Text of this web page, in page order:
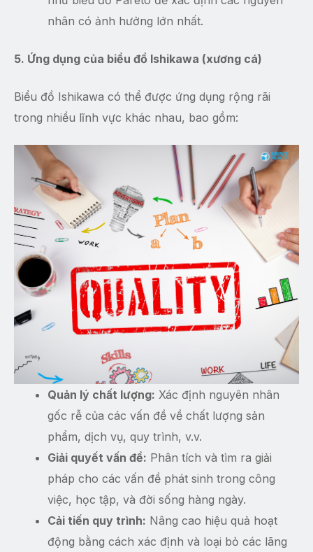
nhân có ảnh hưởng lớn nhất.
5. Ứng dụng của biểu đồ Ishikawa (xương cá)
Biểu đồ Ishikawa có thể được ứng dụng rộng rãi
trong nhiều lĩnh vực khác nhau, bao gồm:
Quản lý chất lượng: Xác định nguyên nhân
gốc rễ của các vấn đề về chất lượng sản
phẩm, dịch vụ, quy trình, v.v.
Giải quyết vấn đề: Phân tích và tìm ra giải
pháp cho các vấn đề phát sinh trong công
việc, học tập, và đời sống hàng ngày.
Cải tiến quy trình: Nâng cao hiệu quả hoạt
động bằng cách xác định và loại bỏ các lãng